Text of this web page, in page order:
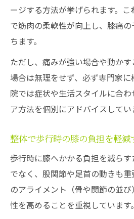
ージする方法が挙げられます。
で筋肉の柔軟性が向上し、膝痛
ちます。
ただし、痛みが強い場合や動か
場合は無理をせず、必ず専門家
院では症状や生活スタイルに合
ア方法を個別にアドバイスしてい
整体で歩行時の膝の負担を軽減
歩行時に膝へかかる負担を減ら
でなく、股関節や足首の動きも
のアライメント（骨や関節の並
性を高めることを重視しています。